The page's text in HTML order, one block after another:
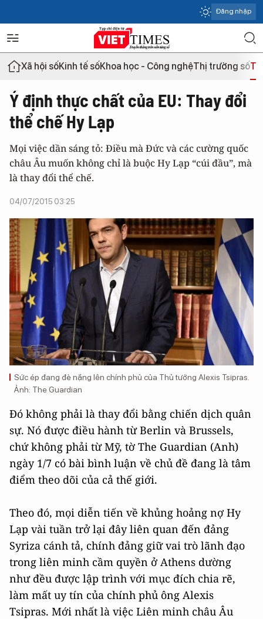
Đăng nhập
Xã hội sốKinh tế sốKhoa học - Công nghệThị trường số
Ý định thực chất của EU: Thay đổi
thể chế Hy Lạp
Mọi việc dần sáng tỏ: Điều mà Đức và các cường quốc
châu Âu muốn không chỉ là buộc Hy Lạp “cúi đầu”, mà
là thay đổi thể chế.
04/07/2015 03:25
Sức ép đang đè nặng lên chính phủ của Thủ tướng Alexis Tsipras.
Ảnh: The Guardian
Đó không phải là thay đổi bằng chiến dịch quân
sự. Nó được điều hành từ Berlin và Brussels,
chứ không phải từ Mỹ, tờ The Guardian (Anh)
ngày 1/7 có bài bình luận về chủ đề đang là tâm
điểm theo dõi của cả thế giới.
Theo đó, mọi diễn tiến về khủng hoảng nợ Hy
Lạp vài tuần trở lại đây liên quan đến đảng
Syriza cánh tả, chính đảng giữ vai trò lãnh đạo
trong liên minh cầm quyền ở Athens dường
như đều được lập trình với mục đích chia rẽ,
làm mất uy tín của chính phủ ông Alexis
Tsipras. Mới nhất là việc Liên minh châu Âu